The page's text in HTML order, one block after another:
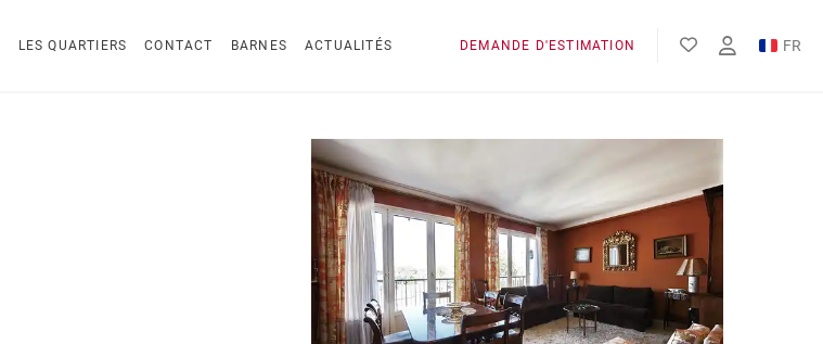
LES QUARTIERS CONTACT BARNES ACTUALITÉS DEMANDE D'ESTIMATION
FR